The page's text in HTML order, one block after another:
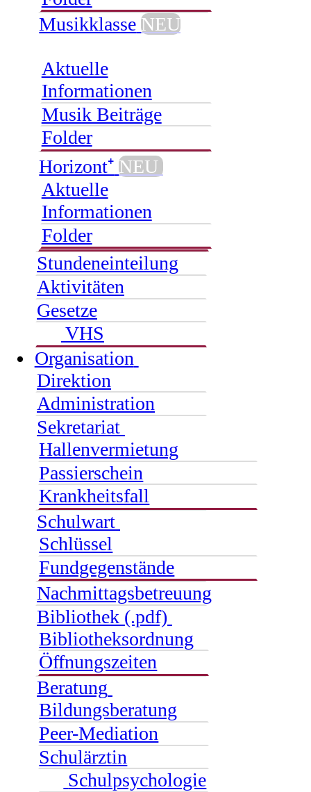
Musikklasse NEU
Aktuelle
Informationen
Musik Beiträge
Folder
Horizont⁺ NEU
Aktuelle
Informationen
Folder
Stundeneinteilung
Aktivitäten
Gesetze
VHS
Organisation
Direktion
Administration
Sekretariat
Hallenvermietung
Passierschein
Krankheitsfall
Schulwart
Schlüssel
Fundgegenstände
Nachmittagsbetreuung
Bibliothek (.pdf)
Bibliotheksordnung
Öffnungszeiten
Beratung
Bildungsberatung
Peer-Mediation
Schulärztin
Schulpsychologie